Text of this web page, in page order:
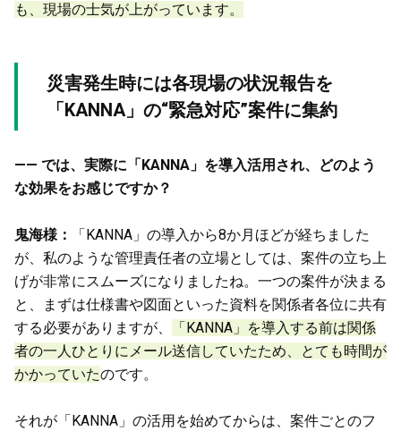
も、現場の士気が上がっています。
災害発生時には各現場の状況報告を
「KANNA」の“緊急対応”案件に集約
—— では、実際に「KANNA」を導入活用され、どのよう
な効果をお感じですか？
鬼海様：
「KANNA」の導入から8か月ほどが経ちました
が、私のような管理責任者の立場としては、案件の立ち上
げが非常にスムーズになりましたね。一つの案件が決まる
と、まずは仕様書や図面といった資料を関係者各位に共有
する必要がありますが、
「KANNA」を導入する前は関係
者の一人ひとりにメール送信していたため、とても時間が
かかっていたのです。
それが「KANNA」の活用を始めてからは、案件ごとのフ